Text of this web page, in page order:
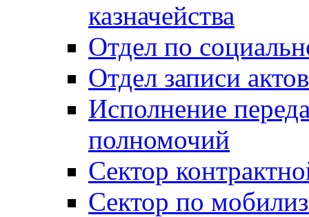
казначейства
Отдел по
Отдел записи
Исполнение
полномочий
Сектор
Сектор по